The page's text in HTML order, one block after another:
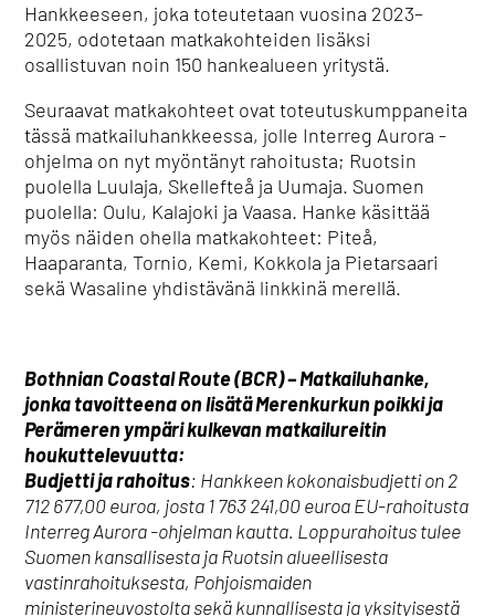
Hankkeeseen, joka toteutetaan vuosina 2023–
2025, odotetaan matkakohteiden lisäksi
osallistuvan noin 150 hankealueen yritystä.
Seuraavat matkakohteet ovat toteutuskumppaneita
tässä matkailuhankkeessa, jolle Interreg Aurora -
ohjelma on nyt myöntänyt rahoitusta; Ruotsin
puolella Luulaja, Skellefteå ja Uumaja. Suomen
puolella: Oulu, Kalajoki ja Vaasa. Hanke käsittää
myös näiden ohella matkakohteet: Piteå,
Haaparanta, Tornio, Kemi, Kokkola ja Pietarsaari
sekä Wasaline yhdistävänä linkkinä merellä.
Bothnian Coastal Route (BCR) – Matkailuhanke,
jonka tavoitteena on lisätä Merenkurkun poikki ja
Perämeren ympäri kulkevan matkailureitin
houkuttelevuutta:
Budjetti ja rahoitus: Hankkeen kokonaisbudjetti on 2
712 677,00 euroa, josta 1 763 241,00 euroa EU-rahoitusta
Interreg Aurora -ohjelman kautta. Loppurahoitus tulee
Suomen kansallisesta ja Ruotsin alueellisesta
vastinrahoituksesta, Pohjoismaiden
ministerineuvostolta sekä kunnallisesta ja yksityisestä